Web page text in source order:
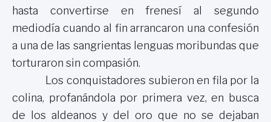
hasta convertirse en frenesí al segundo
mediodía cuando al fin arrancaron una confesión
a una de las sangrientas lenguas moribundas que
torturaron sin compasión.
Los conquistadores subieron en fila por la
colina, profanándola por primera vez, en busca
de los aldeanos y del oro que no se dejaban